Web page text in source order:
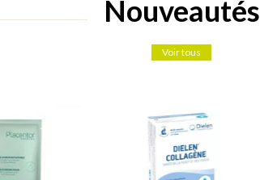
Nouveautés
Voir tous